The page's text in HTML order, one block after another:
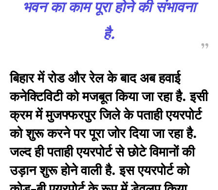
भवन का काम पूरा होने की संभावना
है.
बिहार में रोड और रेल के बाद अब हवाई
कनेक्टिविटी को मजबूत किया जा रहा है. इसी
क्रम में मुजफ्फरपुर जिले के पताही एयरपोर्ट
को शुरू करने पर पूरा जोर दिया जा रहा है.
जल्द ही पताही एयरपोर्ट से छोटे विमानों की
उड़ान शुरू होने वाली है. इस एयरपोर्ट को